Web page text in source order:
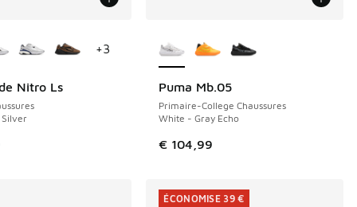
Nitro Ls
+3
Puma Mb.05
Primaire-College Chaussures
White - Gray Echo
€ 104,99
NOUVEAU
ÉCONOMISE 39 €